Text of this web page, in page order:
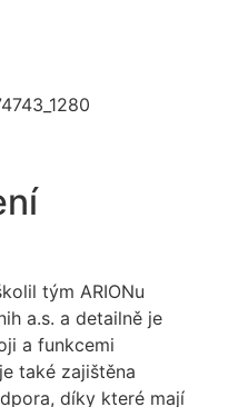
tým ARIONu
a.s. a detailně je
a funkcemi
také zajištěna
díky které mají